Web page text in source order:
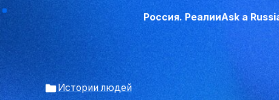
Россия. РеалииAsk a
Истории людей